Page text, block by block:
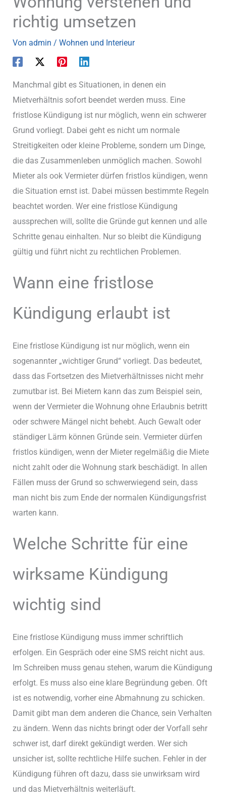
richtig umsetzen
Von admin/Wohnen und Interieur
Manchmal gibt es Situationen, in denen ein
Mietverhältnis sofort beendet werden muss. Eine
fristlose Kündigung ist nur möglich, wenn ein schwerer
Grund vorliegt. Dabei geht es nicht um normale
Streitigkeiten oder kleine Probleme, sondern um Dinge,
die das Zusammenleben unmöglich machen. Sowohl
Mieter als ook Vermieter dürfen fristlos kündigen, wenn
die Situation ernst ist. Dabei müssen bestimmte Regeln
beachtet worden. Wer eine fristlose Kündigung
aussprechen will, sollte die Gründe gut kennen und alle
Schritte genau einhalten. Nur so bleibt die Kündigung
gültig und führt nicht zu rechtlichen Problemen.
Wann eine fristlose
Kündigung erlaubt ist
Eine fristlose Kündigung ist nur möglich, wenn ein
sogenannter „wichtiger Grund“ vorliegt. Das bedeutet,
dass das Fortsetzen des Mietverhältnisses nicht mehr
zumutbar ist. Bei Mietern kann das zum Beispiel sein,
wenn der Vermieter die Wohnung ohne Erlaubnis betritt
oder schwere Mängel nicht behebt. Auch Gewalt oder
ständiger Lärm können Gründe sein. Vermieter dürfen
fristlos kündigen, wenn der Mieter regelmäßig die Miete
nicht zahlt oder die Wohnung stark beschädigt. In allen
Fällen muss der Grund so schwerwiegend sein, dass
man nicht bis zum Ende der normalen Kündigungsfrist
warten kann.
Welche Schritte für eine
wirksame Kündigung
wichtig sind
Eine fristlose Kündigung muss immer schriftlich
erfolgen. Ein Gespräch oder eine SMS reicht nicht aus.
Im Schreiben muss genau stehen, warum die Kündigung
erfolgt. Es muss also eine klare Begründung geben. Oft
ist es notwendig, vorher eine Abmahnung zu schicken.
Damit gibt man dem anderen die Chance, sein Verhalten
zu ändern. Wenn das nichts bringt oder der Vorfall sehr
schwer ist, darf direkt gekündigt werden. Wer sich
unsicher ist, sollte rechtliche Hilfe suchen. Fehler in der
Kündigung führen oft dazu, dass sie unwirksam wird
und das Mietverhältnis weiterläuft.